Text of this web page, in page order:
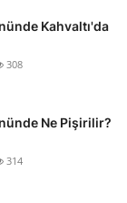
Kahvaltı'da
308
Ne Pişirilir?
314